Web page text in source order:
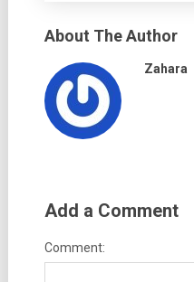
About The Author
Zahara
Add a Comment
Comment: